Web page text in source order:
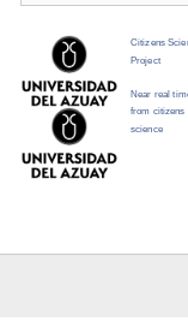
Citizens
Project
Near real
from citizens
science